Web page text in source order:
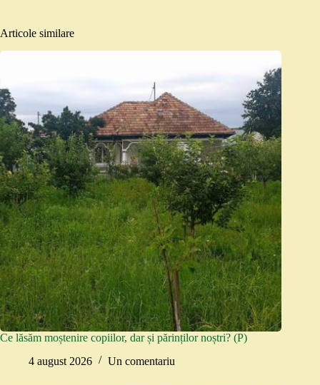
Articole similare
Ce lăsăm moștenire copiilor, dar și părinților noștri? (P)
4 august 2026
Un comentariu